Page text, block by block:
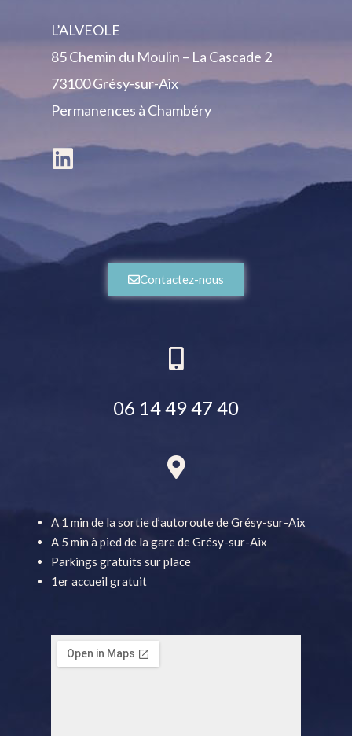
L’ALVEOLE
85 Chemin du Moulin – La Cascade 2
73100 Grésy-sur-Aix
Permanences à Chambéry
Contactez-nous
06 14 49 47 40
A 1 min de la sortie d’autoroute de Grésy-sur-Aix
A 5 min à pied de la gare de Grésy-sur-Aix
Parkings gratuits sur place
1er accueil gratuit